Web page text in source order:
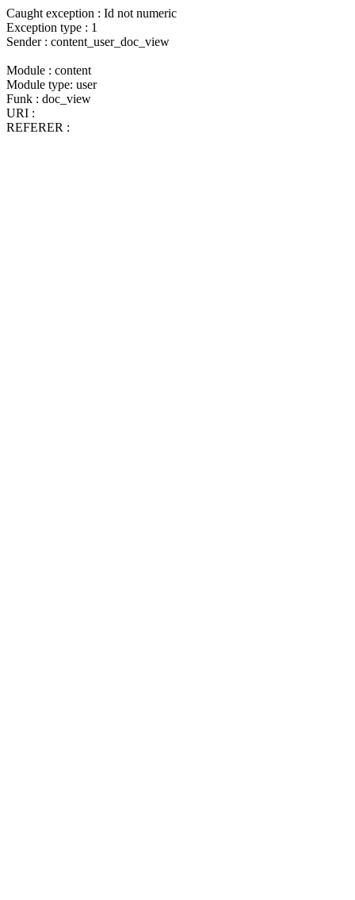
Caught exception : Id not numeric
Exception type : 1
Sender : content_user_doc_view
Module : content
Module type: user
Funk : doc_view
URI :
REFERER :